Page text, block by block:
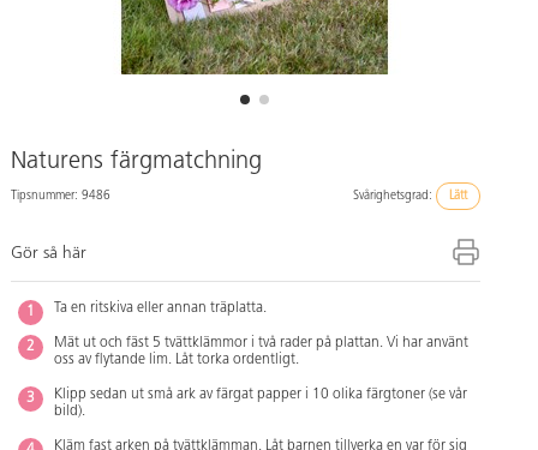
Naturens färgmatchning
Tipsnummer: 9486 Svårighetsgrad: Lätt
Gör så här
Ta en ritskiva eller annan träplatta.
Mät ut och fäst 5 tvättklämmor i två rader på plattan. Vi har använt
oss av flytande lim. Låt torka ordentligt.
Klipp sedan ut små ark av färgat papper i 10 olika färgtoner (se vår
bild).
Kläm fast arken på tvättklämman. Låt barnen tillverka en var för sig